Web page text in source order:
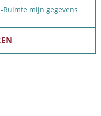
mijn gegevens